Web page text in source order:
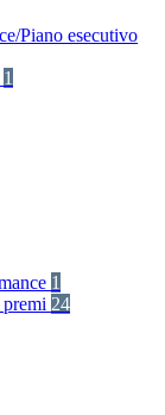
Piano esecutivo
1
1
24